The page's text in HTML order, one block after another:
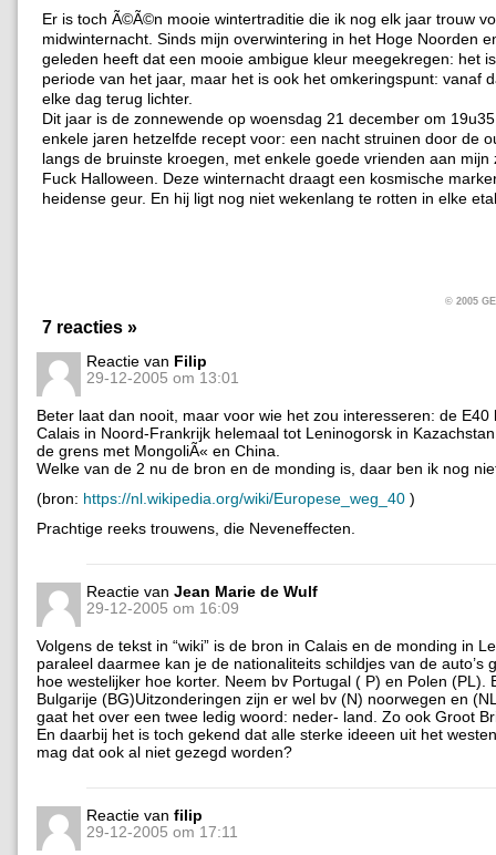
Er is toch Ã©Ã©n mooie wintertraditie die ik nog elk jaar trouw
midwinternacht. Sinds mijn overwintering in het Hoge Noorden
geleden heeft dat een mooie ambigue kleur meegekregen: het
periode van het jaar, maar het is ook het omkeringspunt: vanaf
elke dag terug lichter.
Dit jaar is de zonnewende op woensdag 21 december om
enkele jaren hetzelfde recept voor: een nacht struinen door de
langs de bruinste kroegen, met enkele goede vrienden aan mijn
Fuck Halloween. Deze winternacht draagt een kosmische
heidense geur. En hij ligt nog niet wekenlang te rotten in elke
© 2005
7 reacties »
Reactie van Filip
29-12-2005 om 13:01
Beter laat dan nooit, maar voor wie het zou interesseren: de E40
Calais in Noord-Frankrijk helemaal tot Leninogorsk in
de grens met MongoliÃ« en China.
Welke van de 2 nu de bron en de monding is, daar ben ik nog
(bron: https://nl.wikipedia.org/wiki/Europese_weg_40 )
Prachtige reeks trouwens, die Neveneffecten.
Reactie van Jean Marie de Wulf
29-12-2005 om 16:09
Volgens de tekst in “wiki” is de bron in Calais en de monding in
paraleel daarmee kan je de nationaliteits schildjes van de auto’s
hoe westelijker hoe korter. Neem bv Portugal ( P) en Polen (PL).
Bulgarije (BG)Uitzonderingen zijn er wel bv (N) noorwegen en
gaat het over een twee ledig woord: neder- land. Zo ook Groot
En daarbij het is toch gekend dat alle sterke ideeen uit het
mag dat ook al niet gezegd worden?
Reactie van filip
29-12-2005 om 17:11